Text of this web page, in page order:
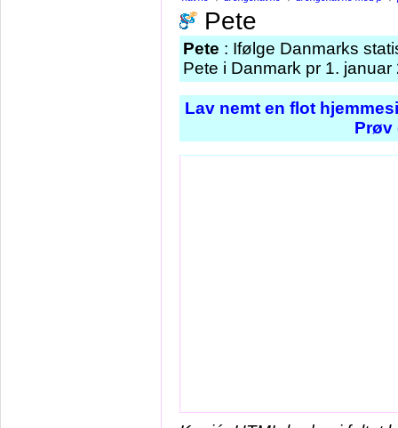
Pete
Pete : Ifølge Danmarks
Pete i Danmark pr 1. januar
Lav nemt en flot
Prøv